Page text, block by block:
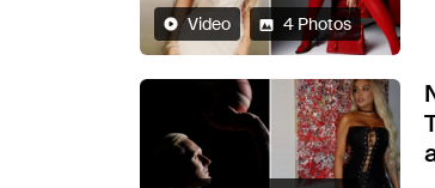
Video 4 Photos